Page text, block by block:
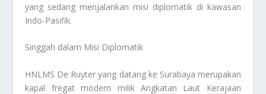
yang sedang menjalankan misi diplomatik di kawasan
Indo-Pasifik.
Singgah dalam Misi Diplomatik
HNLMS De Ruyter yang datang ke Surabaya merupakan
kapal fregat modern milik Angkatan Laut Kerajaan